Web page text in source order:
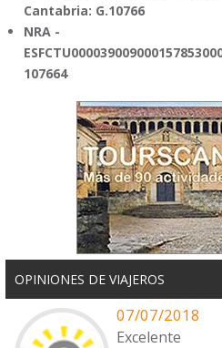
Cantabria: G.10766
NRA -
107664
OPINIONES DE VIAJEROS
07/07/2018
Excelente